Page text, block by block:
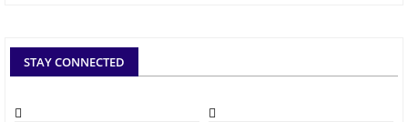
STAY CONNECTED